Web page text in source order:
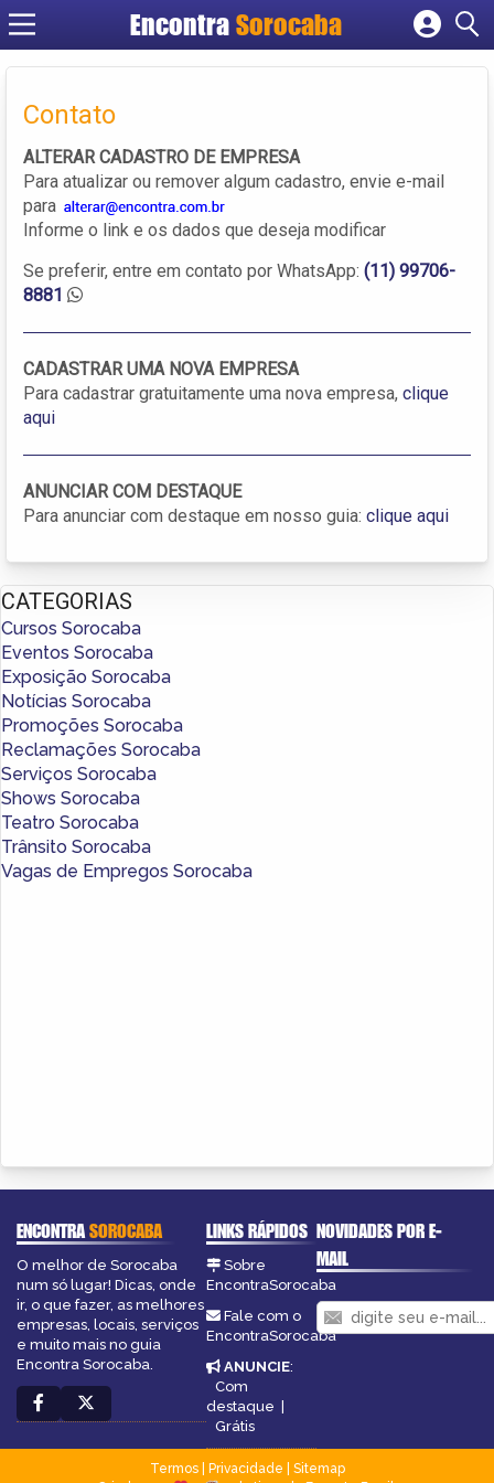
EncontraSorocaba
Cadastrar empresa
Contato
ALTERAR CADASTRO DE EMPRESA
Para atualizar ou remover algum cadastro, envie e-mail
para
Informe o link e os dados que deseja modificar
Se preferir, entre em contato por WhatsApp: (11) 99706-
8881
CADASTRAR UMA NOVA EMPRESA
Para cadastrar gratuitamente uma nova empresa, clique
aqui
ANUNCIAR COM DESTAQUE
Para anunciar com destaque em nosso guia: clique aqui
CATEGORIAS
Cursos Sorocaba
Eventos Sorocaba
Exposição Sorocaba
Notícias Sorocaba
Promoções Sorocaba
Reclamações Sorocaba
Serviços Sorocaba
Shows Sorocaba
Teatro Sorocaba
Trânsito Sorocaba
Vagas de Empregos Sorocaba
ENCONTRASOROCABA
O melhor de Sorocaba
num só lugar! Dicas, onde
ir, o que fazer, as melhores
empresas, locais, serviços
e muito mais no guia
Encontra Sorocaba.
LINKS RÁPIDOS
Sobre
EncontraSorocaba
Fale com o
EncontraSorocaba
ANUNCIE:
Com
destaque |
Grátis
NOVIDADES POR E-
MAIL
Termos| Privacidade
Sitemap